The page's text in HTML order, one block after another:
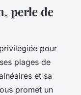
perle de
pour
plages de
et sa
promet un